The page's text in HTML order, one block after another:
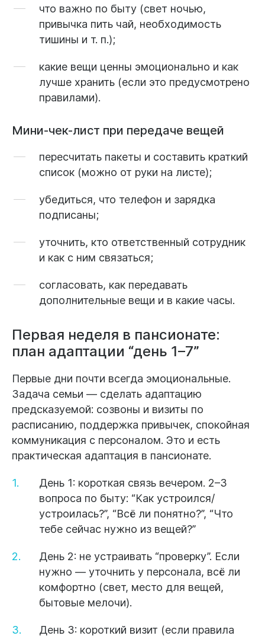
что важно по быту (свет ночью,
привычка пить чай, необходимость
тишины и т. п.);
какие вещи ценны эмоционально и как
лучше хранить (если это предусмотрено
правилами).
Мини-чек-лист при передаче вещей
пересчитать пакеты и составить краткий
список (можно от руки на листе);
убедиться, что телефон и зарядка
подписаны;
уточнить, кто ответственный сотрудник
и как с ним связаться;
согласовать, как передавать
дополнительные вещи и в какие часы.
Первая неделя в пансионате:
план адаптации “день 1–7”
Первые дни почти всегда эмоциональные.
Задача семьи — сделать адаптацию
предсказуемой: созвоны и визиты по
расписанию, поддержка привычек, спокойная
коммуникация с персоналом. Это и есть
практическая адаптация в пансионате.
День 1: короткая связь вечером. 2–3
вопроса по быту: “Как устроился/
устроилась?”, “Всё ли понятно?”, “Что
тебе сейчас нужно из вещей?”
День 2: не устраивать “проверку”. Если
нужно — уточнить у персонала, всё ли
комфортно (свет, место для вещей,
бытовые мелочи).
День 3: короткий визит (если правила